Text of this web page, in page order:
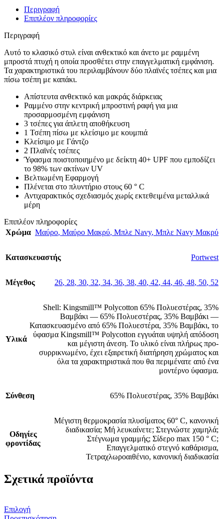
Περιγραφή
Επιπλέον πληροφορίες
Περιγραφή
Αυτό το κλασικό στυλ είναι ανθεκτικό και άνετο με ραμμένη
μπροστά πτυχή η οποία προσθέτει στην επαγγελματική εμφάνιση.
Τα χαρακτηριστικά του περιλαμβάνουν δύο πλαϊνές τσέπες και μια
πίσω τσέπη με καπάκι.
Απίστευτα ανθεκτικό και μακράς διάρκειας
Ραμμένο στην κεντρική μπροστινή ραφή για μια
προσαρμοσμένη εμφάνιση
3 τσέπες για άπλετη αποθήκευση
1 Τσέπη πίσω με κλείσιμο με κουμπιά
Κλείσιμο με Γάντζο
2 Πλαϊνές τσέπες
Ύφασμα ποιστοποιημένο με δείκτη 40+ UPF που εμποδίζει
το 98% των ακτίνων UV
Βελτιωμένη Εφαρμογή
Πλένεται στο πλυντήριο στους 60 ° C
Αντιχαρακτικός σχεδιασμός χωρίς εκτεθειμένα μεταλλικά
μέρη
Επιπλέον πληροφορίες
Χρώμα Μαύρο, Μαύρο Μακρύ, Μπλε Navy, Μπλε Navy Μακρύ
Κατασκευαστής Portwest
Μέγεθος 26, 28, 30, 32, 34, 36, 38, 40, 42, 44, 46, 48, 50, 52
Υλικά
Shell: Kingsmill™ Polycotton 65% Πολυεστέρας, 35%
Βαμβάκι — 65% Πολυεστέρας, 35% Βαμβάκι —
Κατασκευασμένο από 65% Πολυεστέρα, 35% Βαμβάκι, το
ύφασμα Kingsmill™ Polycotton εγγυάται υψηλή απόδοση
και μέγιστη άνεση. Το υλικό είναι πλήρως προ-
συρρικνωμένο, έχει εξαιρετική διατήρηση χρώματος και
όλα τα χαρακτηριστικά που θα περιμένατε από ένα
μοντέρνο ύφασμα.
Σύνθεση 65% Πολυεστέρας, 35% Βαμβάκι
Οδηγίες
φροντίδας
Μέγιστη θερμοκρασία πλυσίματος 60° C, κανονική
διαδικασία; Μή λευκαίνετε; Στεγνώστε χαμηλά;
Στέγνωμα γραμμής; Σίδερο max 150 ° C;
Επαγγελματικό στεγνό καθάρισμα,
Τετραχλωροαιθένιο, κανονική διαδικασία
Σχετικά προϊόντα
ΕπιλογήΑυτό